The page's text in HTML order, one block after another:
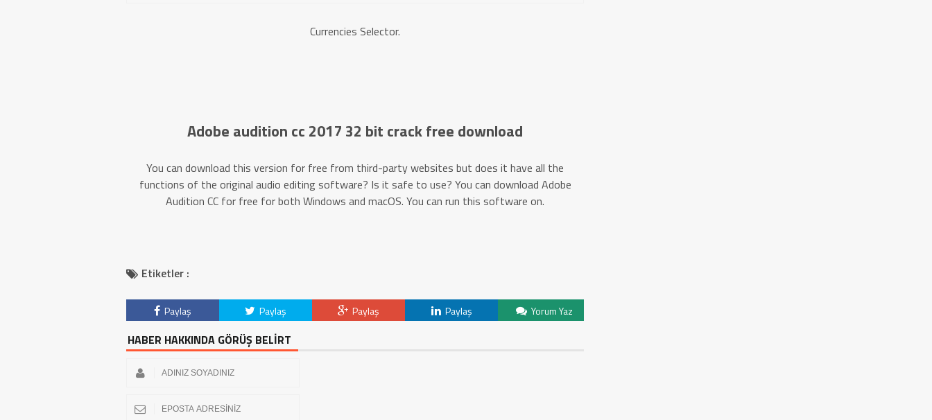
Currencies Selector.
Adobe audition cc 2017 32 bit crack free download
You can download this version for free from third-party websites but does it have all the
functions of the original audio editing software? Is it safe to use? You can download Adobe
Audition CC for free for both Windows and macOS. You can run this software on.
Etiketler :
Paylaş Paylaş Paylaş Paylaş Yorum Yaz
HABER HAKKINDA GÖRÜŞ BELİRT